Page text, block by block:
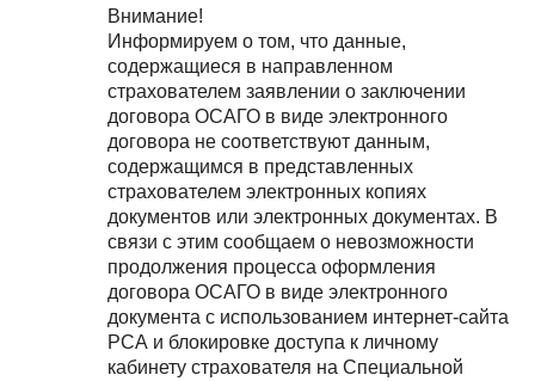
Внимание!
Информируем о том, что данные,
содержащиеся в направленном
страхователем заявлении о заключении
договора ОСАГО в виде электронного
договора не соответствуют данным,
содержащимся в представленных
страхователем электронных копиях
документов или электронных документах. В
связи с этим сообщаем о невозможности
продолжения процесса оформления
договора ОСАГО в виде электронного
документа с использованием интернет-сайта
РСА и блокировке доступа к личному
кабинету страхователя на Специальной